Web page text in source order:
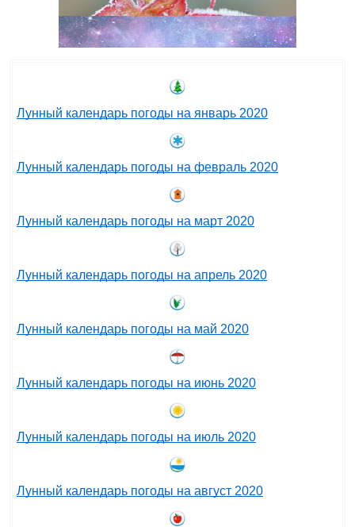
Лунный календарь погоды на январь 2020
Лунный календарь погоды на февраль 2020
Лунный календарь погоды на март 2020
Лунный календарь погоды на апрель 2020
Лунный календарь погоды на май 2020
Лунный календарь погоды на июнь 2020
Лунный календарь погоды на июль 2020
Лунный календарь погоды на август 2020